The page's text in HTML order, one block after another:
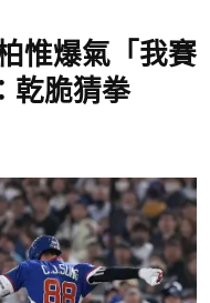
惟爆氣「我賽
乾脆猜拳